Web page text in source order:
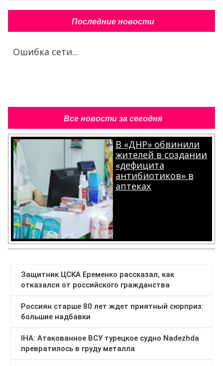
Последние новости
Ошибка сети...
Все новости за сегодня
В «ДНР» обвинили
жителей в создании
«дефицита
антибиотиков» в
аптеках
.